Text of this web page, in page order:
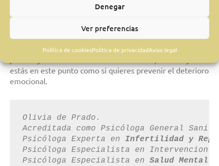
Denegar
Ver preferencias
Política de cookiesPolítica de privacidadAviso legal
terapia cuando ya se ha llegado al límite.
Por eso te quiero decir que, si te reconoces en alguno de
estos síntomas, valora ponerte en manos de un
profesional de la salud mental, porque será quien te
estás en este punto como si quieres prevenir el deterioro
emocional.
Olivia de Prado.
Acreditada como Psicóloga General
Psicóloga Experta en Infertilidad y
Psicóloga Especialista en Intervencion
Psicóloga Especialista en Salud Mental